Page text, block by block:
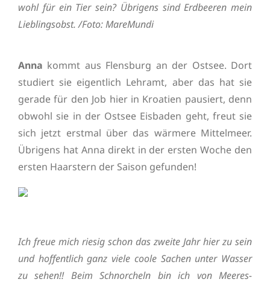
wohl für ein Tier sein? Übrigens sind Erdbeeren mein
Lieblingsobst. /Foto: MareMundi
Anna kommt aus Flensburg an der Ostsee. Dort
studiert sie eigentlich Lehramt, aber das hat sie
gerade für den Job hier in Kroatien pausiert, denn
obwohl sie in der Ostsee Eisbaden geht, freut sie
sich jetzt erstmal über das wärmere Mittelmeer.
Übrigens hat Anna direkt in der ersten Woche den
ersten Haarstern der Saison gefunden!
Ich freue mich riesig schon das zweite Jahr hier zu sein
und hoffentlich ganz viele coole Sachen unter Wasser
zu sehen!! Beim Schnorcheln bin ich von Meeres-